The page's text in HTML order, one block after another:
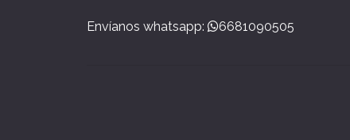
Envíanos whatsapp: 6681090505